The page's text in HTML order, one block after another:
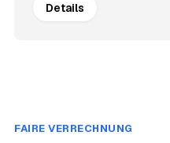
Details
FAIRE VERRECHNUNG